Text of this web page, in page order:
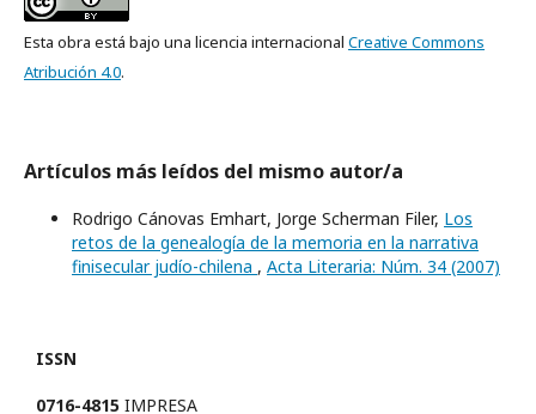
Esta obra está bajo una licencia internacional Creative Commons
Atribución 4.0.
Artículos más leídos del mismo autor/a
Rodrigo Cánovas Emhart, Jorge Scherman Filer, Los
retos de la genealogía de la memoria en la narrativa
finisecular judío-chilena , Acta Literaria: Núm. 34 (2007)
ISSN
0716-4815 IMPRESA